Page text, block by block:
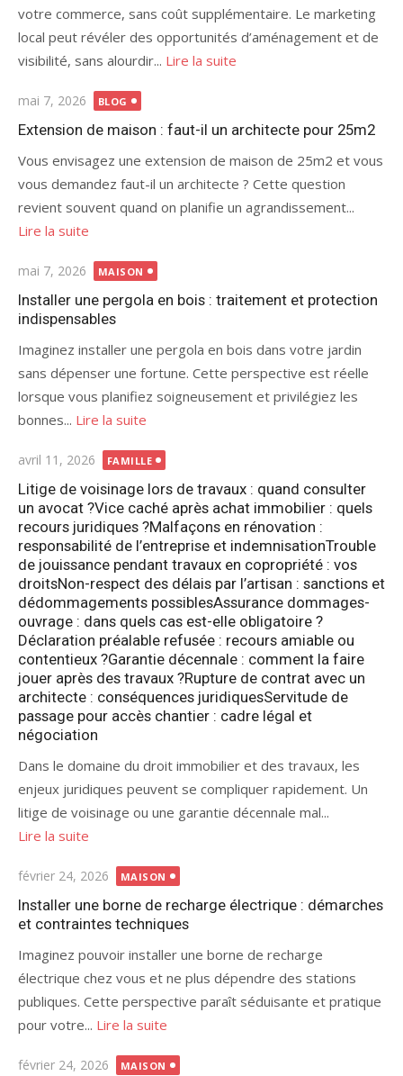
votre commerce, sans coût supplémentaire. Le marketing
local peut révéler des opportunités d’aménagement et de
visibilité, sans alourdir... Lire la suite
Publié
le
mai 7, 2026 BLOG
Extension de maison : faut-il un architecte pour 25m2
Vous envisagez une extension de maison de 25m2 et vous
vous demandez faut-il un architecte ? Cette question
revient souvent quand on planifie un agrandissement...
Lire la suite
Publié
le
mai 7, 2026 MAISON
Installer une pergola en bois : traitement et protection
indispensables
Imaginez installer une pergola en bois dans votre jardin
sans dépenser une fortune. Cette perspective est réelle
lorsque vous planifiez soigneusement et privilégiez les
bonnes... Lire la suite
Publié
le
avril 11, 2026 FAMILLE
Litige de voisinage lors de travaux : quand consulter
un avocat ?Vice caché après achat immobilier : quels
recours juridiques ?Malfaçons en rénovation :
responsabilité de l’entreprise et indemnisationTrouble
de jouissance pendant travaux en copropriété : vos
droitsNon-respect des délais par l’artisan : sanctions et
dédommagements possiblesAssurance dommages-
ouvrage : dans quels cas est-elle obligatoire ?
Déclaration préalable refusée : recours amiable ou
contentieux ?Garantie décennale : comment la faire
jouer après des travaux ?Rupture de contrat avec un
architecte : conséquences juridiquesServitude de
passage pour accès chantier : cadre légal et
négociation
Dans le domaine du droit immobilier et des travaux, les
enjeux juridiques peuvent se compliquer rapidement. Un
litige de voisinage ou une garantie décennale mal...
Lire la suite
Publié
le
février 24, 2026 MAISON
Installer une borne de recharge électrique : démarches
et contraintes techniques
Imaginez pouvoir installer une borne de recharge
électrique chez vous et ne plus dépendre des stations
publiques. Cette perspective paraît séduisante et pratique
pour votre... Lire la suite
Publié
février 24, 2026 MAISON